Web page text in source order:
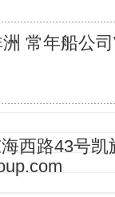
常年船公
西路43号凯